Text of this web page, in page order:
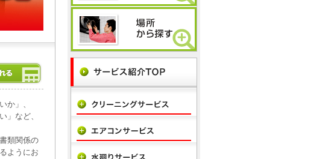
か」、
」など、
類関係の
ようにお